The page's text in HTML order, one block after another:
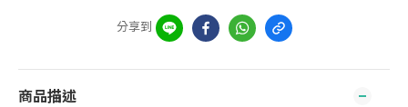
分享到
商品描述